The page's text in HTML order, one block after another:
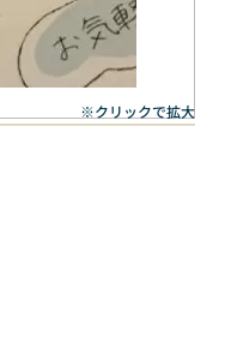
※クリックで拡大